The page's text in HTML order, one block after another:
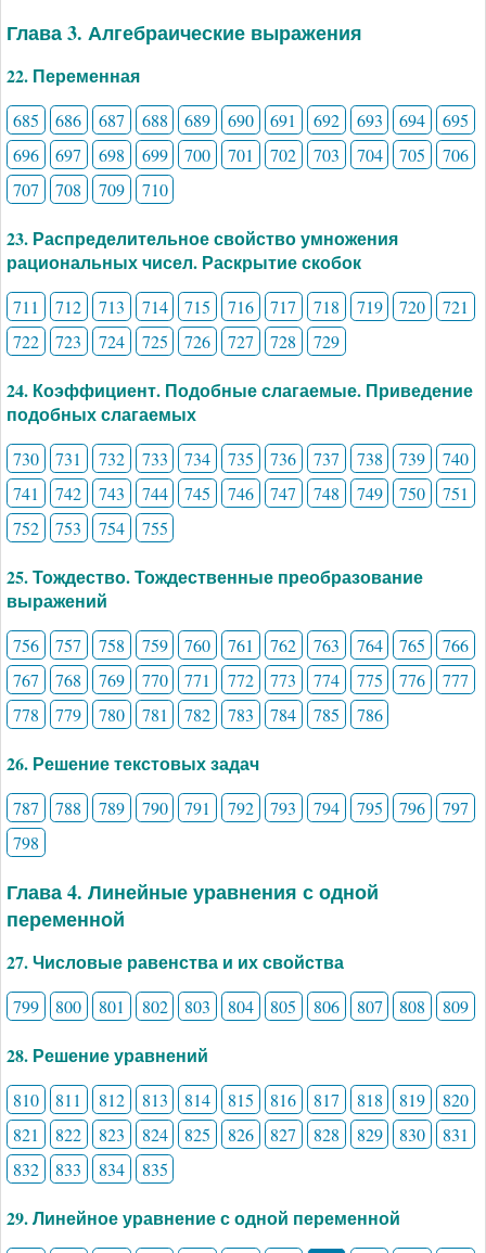
Глава 3. Алгебраические выражения
22. Переменная
685 686 687 688 689 690 691 692 693 694
695
696
697 698 699 700 701 702 703 704 705
706
707
708 709 710
23. Распределительное свойство умножения
рациональных чисел. Раскрытие скобок
711 712 713 714 715 716 717 718 719 720
721
722
723 724 725 726 727 728 729
24. Коэффициент. Подобные слагаемые. Приведение
подобных слагаемых
730 731 732 733 734 735 736 737 738 739
740
741
742 743 744 745 746 747 748 749 750
751
752
753 754 755
25. Тождество. Тождественные преобразование
выражений
756 757 758 759 760 761 762 763 764 765
766
767
768 769 770 771 772 773 774 775 776
777
778
779 780 781 782 783 784 785 786
26. Решение текстовых задач
787 788 789 790 791 792 793 794 795 796
797
798
Глава 4. Линейные уравнения с одной
переменной
27. Числовые равенства и их свойства
799 800 801 802 803 804 805 806 807 808 809
28. Решение уравнений
810 811 812 813 814 815 816 817 818 819
820
821
822 823 824 825 826 827 828 829 830
831
832
833 834 835
29. Линейное уравнение с одной переменной